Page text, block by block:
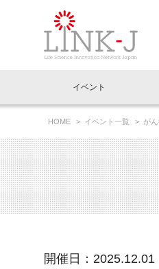
イベントお知らせメール
イベント
イベント一覧
LINK-J主催・共催
LINK-J協賛・協力
Out of Box相談室
インタビュー・コラム一覧
スペシャルインタビュー
連載コラム
ニュース一覧
トピック
メディア情報
協賛・協力
理事長挨拶
国内外連携
組織概要
特別会員一覧
専用メニューはこちら
ラウンジ・会議室
アクセス
HOME イベント一覧 が
開催日：